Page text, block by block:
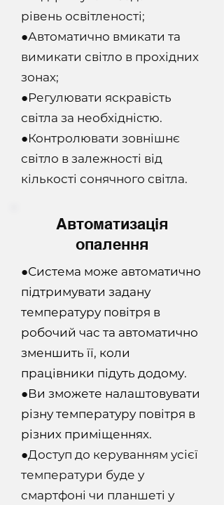
рівень освітленості;
●Автоматично вмикати та
вимикати світло в прохідних
зонах;
●Регулювати яскравість
світла за необхідністю.
●Контролювати зовнішнє
світло в залежності від
кількості сонячного світла.
Автоматизація
опалення
●Система може автоматично
підтримувати задану
температуру повітря в
робочий час та автоматично
зменшить її, коли
працівники підуть додому.
●Ви зможете налаштовувати
різну температуру повітря в
різних приміщеннях.
●Доступ до керуванням усієї
температури буде у
смартфоні чи планшеті у